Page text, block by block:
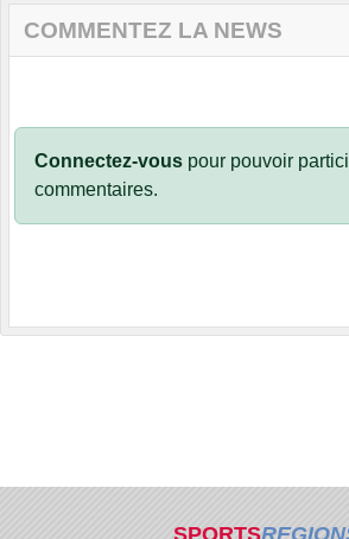
COMMENTEZ LA NEWS
Connectez-vous pour pouvoir
commentaires.
SPORTS